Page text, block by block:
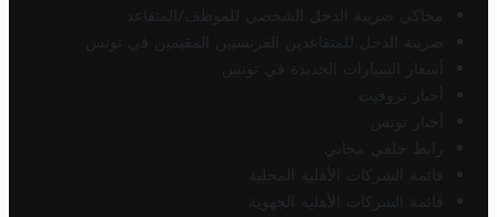
محاكي ضريبة الدخل الشخصي للموظف/المتقاعد
ضريبة الدخل للمتقاعدين الفرنسيين المقيمين في تونس
أسعار السيارات الجديدة في تونس
أخبار تروفيت
أخبار تونس
رابط خلفي مجاني
قائمة الشركات الأهلية المحلية
قائمة الشركات الأهلية الجهوية